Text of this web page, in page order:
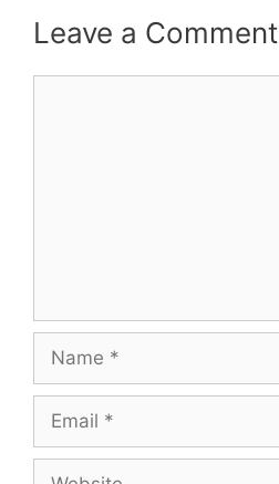
Leave a Comment
Name
Email
Website